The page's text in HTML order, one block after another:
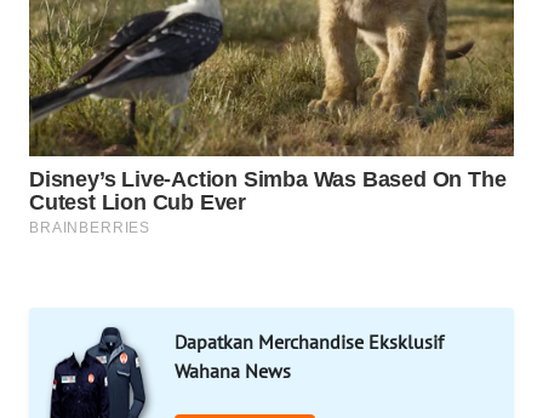
Dapatkan Merchandise Eksklusif
Wahana News
WAHANA
Wahana
Network
KONSUMEN
LISTRIK
WALINKI
ID